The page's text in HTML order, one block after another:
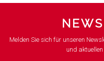
Melden Sie sich für unseren
und